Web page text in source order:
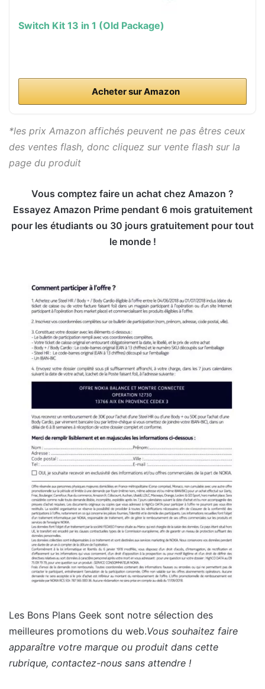
Switch Kit 13 in 1 (Old Package)
Acheter sur Amazon
*les prix Amazon affichés peuvent ne pas êtres ceux
des ventes flash, donc cliquez sur vente flash sur la
page du produit
Vous comptez faire un achat chez Amazon ?
Essayez Amazon Prime pendant 6 mois gratuitement
pour les étudiants ou 30 jours gratuitement pour tout
le monde !
Les Bons Plans Geek sont notre sélection des
meilleures promotions du web.Vous souhaitez faire
apparaître votre marque ou produit dans cette
rubrique, contactez-nous sans attendre !